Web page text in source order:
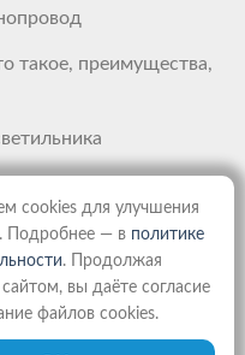
такое, преимущества,
cookies для улучшения
Подробнее — в политике
. Продолжая
сайтом, вы даёте согласие
файлов cookies.